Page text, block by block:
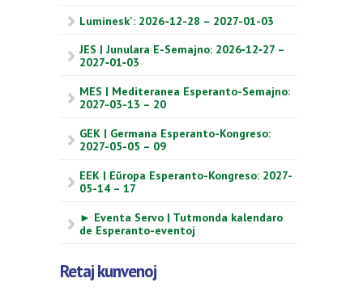
Luminesk': 2026-12-28 – 2027-01-03
JES | Junulara E-Semajno: 2026‑12‑27 –
2027‑01‑03
MES | Mediteranea Esperanto-Semajno:
2027-03-13 – 20
GEK | Germana Esperanto-Kongreso:
2027-05-05 – 09
EEK | Eŭropa Esperanto-Kongreso: 2027-
05-14 – 17
► Eventa Servo | Tutmonda kalendaro
de Esperanto-eventoj
Retaj kunvenoj